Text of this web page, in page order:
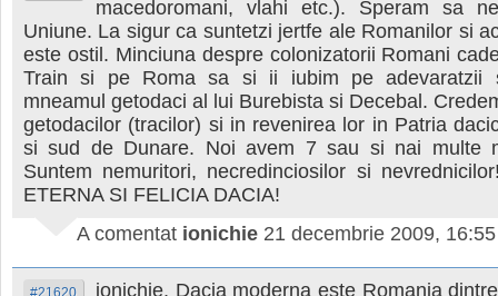
macedoromani, vlahi etc.). Speram sa
Uniune. La sigur ca suntetzi jertfe ale Romanilor si
este ostil. Minciuna despre colonizatorii Romani
Train si pe Roma sa si ii iubim pe adevaratzii
mneamul getodaci al lui Burebista si Decebal.
getodacilor (tracilor) si in revenirea lor in Patria
si sud de Dunare. Noi avem 7 sau si nai multe
Suntem nemuritori, necredinciosilor si
ETERNA SI FELICIA DACIA!
A comentat ionichie 21 decembrie 2009, 16:55
#21620
ionichie, Dacia moderna este Romania